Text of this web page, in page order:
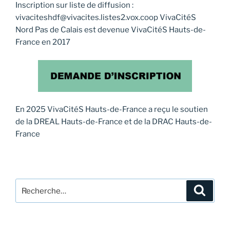
Inscription sur liste de diffusion :
vivaciteshdf@vivacites.listes2.vox.coop VivaCitéS
Nord Pas de Calais est devenue VivaCitéS Hauts-de-
France en 2017
En 2025 VivaCitéS Hauts-de-France a reçu le soutien
de la DREAL Hauts-de-France et de la DRAC Hauts-de-
France
pour